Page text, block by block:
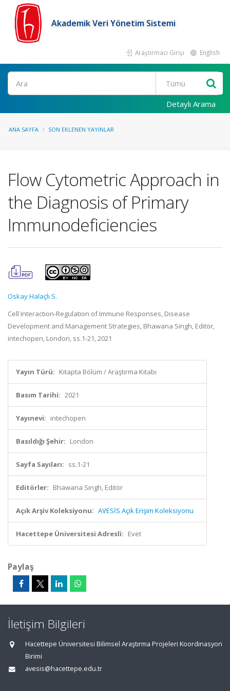
Akademik Veri Yönetim Sistemi
Araştırmacı Girişi English
Ara
Detaylı Arama
ANA SAYFA SON EKLENEN YAYINLAR
Flow Cytometric Approach in
the Diagnosis of Primary
Immunodeficiencies
Oskay Halaçlı S.
Cell Interaction-Regulation of Immune Responses, Disease
Development and Management Strategies, Bhawana Singh, Editör,
intechopen, London, ss.1-21, 2021
Yayın Türü: Kitapta Bölüm / Araştırma Kitabı
Basım Tarihi: 2021
Yayınevi: intechopen
Basıldığı Şehir: London
Sayfa Sayıları: ss.1-21
Editörler: Bhawana Singh, Editör
Açık Arşiv Koleksiyonu: AVESİS Açık Erişim Koleksiyonu
Hacettepe Üniversitesi Adresli: Evet
Paylaş
İletişim Bilgileri
Hacettepe Üniversitesi Bilimsel Araştırma Projeleri Koordinasyon
Birimi
avesis@hacettepe.edu.tr